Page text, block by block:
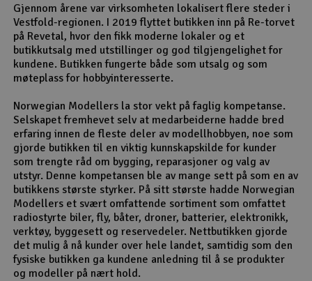
Gjennom årene var virksomheten lokalisert flere steder i
Vestfold-regionen. I 2019 flyttet butikken inn på Re-torvet
på Revetal, hvor den fikk moderne lokaler og et
butikkutsalg med utstillinger og god tilgjengelighet for
kundene. Butikken fungerte både som utsalg og som
møteplass for hobbyinteresserte.
Norwegian Modellers la stor vekt på faglig kompetanse.
Selskapet fremhevet selv at medarbeiderne hadde bred
erfaring innen de fleste deler av modellhobbyen, noe som
gjorde butikken til en viktig kunnskapskilde for kunder
som trengte råd om bygging, reparasjoner og valg av
utstyr. Denne kompetansen ble av mange sett på som en av
butikkens største styrker. På sitt største hadde Norwegian
Modellers et svært omfattende sortiment som omfattet
radiostyrte biler, fly, båter, droner, batterier, elektronikk,
verktøy, byggesett og reservedeler. Nettbutikken gjorde
det mulig å nå kunder over hele landet, samtidig som den
fysiske butikken ga kundene anledning til å se produkter
og modeller på nært hold.